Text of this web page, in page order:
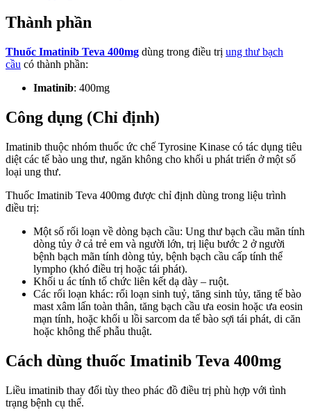
Thành phần
Thuốc Imatinib Teva 400mg dùng trong điều trị ung thư bạch
cầu có thành phần:
Imatinib: 400mg
Công dụng (Chỉ định)
Imatinib thuộc nhóm thuốc ức chế Tyrosine Kinase có tác dụng tiêu
diệt các tế bào ung thư, ngăn không cho khối u phát triển ở một số
loại ung thư.
Thuốc Imatinib Teva 400mg được chỉ định dùng trong liệu trình
điều trị:
Một số rối loạn về dòng bạch cầu: Ung thư bạch cầu mãn tính
dòng tủy ở cả trẻ em và người lớn, trị liệu bước 2 ở người
bệnh bạch mãn tính dòng tủy, bệnh bạch cầu cấp tính thể
lympho (khó điều trị hoặc tái phát).
Khối u ác tính tổ chức liên kết dạ dày – ruột.
Các rối loạn khác: rối loạn sinh tuỷ, tăng sinh tủy, tăng tế bào
mast xâm lấn toàn thân, tăng bạch cầu ưa eosin hoặc ưa eosin
mạn tính, hoặc khối u lồi sarcom da tế bào sợi tái phát, di căn
hoặc không thể phẫu thuật.
Cách dùng thuốc Imatinib Teva 400mg
Liều imatinib thay đổi tùy theo phác đồ điều trị phù hợp với tình
trạng bệnh cụ thể.